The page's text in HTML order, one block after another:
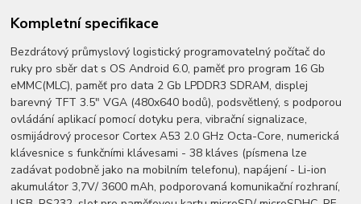
Kompletní specifikace
Bezdrátový průmyslový logistický programovatelný počítač do
ruky pro sběr dat s OS Android 6.0, paměť pro program 16 Gb
eMMC(MLC), paměť pro data 2 Gb LPDDR3 SDRAM, displej
barevný TFT 3.5" VGA (480x640 bodů), podsvětlený, s podporou
ovládání aplikací pomocí dotyku pera, vibrační signalizace,
osmijádrový procesor Cortex A53 2.0 GHz Octa-Core, numerická
klávesnice s funkčními klávesami - 38 kláves (písmena lze
zadávat podobně jako na mobilním telefonu), napájení - Li-ion
akumulátor 3,7V/ 3600 mAh, podporovaná komunikační rozhraní,